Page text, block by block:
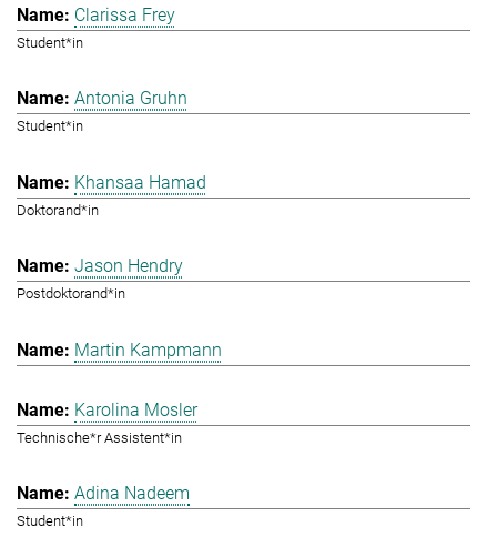
Clarissa Frey
Student*in
Antonia Gruhn
Student*in
Khansaa Hamad
Doktorand*in
Jason Hendry
Postdoktorand*in
Martin Kampmann
Karolina Mosler
Technische*r Assistent*in
Adina Nadeem
Student*in